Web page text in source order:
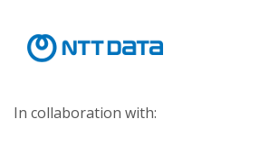
In collaboration with: